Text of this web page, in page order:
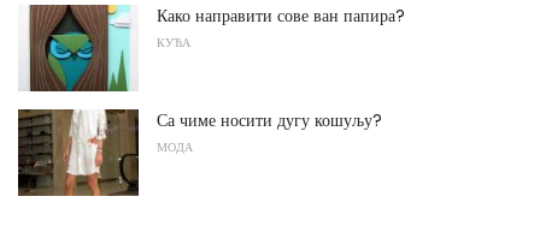
Како направити сове ван папира?
КУЋА
Са чиме носити дугу кошуљу?
МОДА